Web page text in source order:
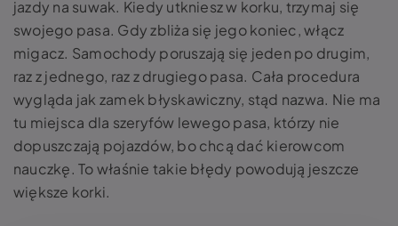
jazdy na suwak. Kiedy utkniesz w korku, trzymaj się
swojego pasa. Gdy zbliża się jego koniec, włącz
migacz. Samochody poruszają się jeden po drugim,
raz z jednego, raz z drugiego pasa. Cała procedura
wygląda jak zamek błyskawiczny, stąd nazwa. Nie ma
tu miejsca dla szeryfów lewego pasa, którzy nie
dopuszczają pojazdów, bo chcą dać kierowcom
nauczkę. To właśnie takie błędy powodują jeszcze
większe korki.